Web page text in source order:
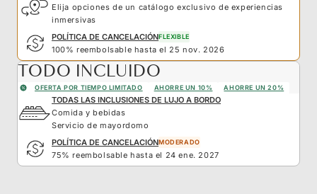
Elija opciones de un catálogo exclusivo de experiencias
inmersivas
POLÍTICA DE CANCELACIÓNFLEXIBLE
100% reembolsable hasta el 25 nov. 2026
TODO INCLUIDO
OFERTA POR TIEMPO LIMITADO AHORRE UN 10% AHORRE UN 20%
TODAS LAS INCLUSIONES DE LUJO A BORDO
Comida y bebidas
Servicio de mayordomo
POLÍTICA DE CANCELACIÓNMODERADO
75% reembolsable hasta el 24 ene. 2027